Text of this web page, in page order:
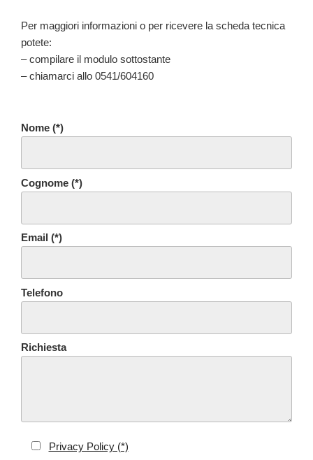
Per maggiori informazioni o per ricevere la scheda tecnica
potete:
– compilare il modulo sottostante
– chiamarci allo 0541/604160
Nome (*)
Cognome (*)
Email (*)
Telefono
Richiesta
Privacy Policy (*)